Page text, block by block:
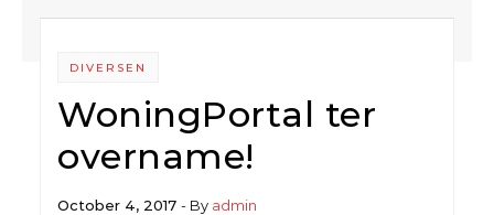
DIVERSEN
WoningPortal ter
overname!
October 4, 2017 - By admin